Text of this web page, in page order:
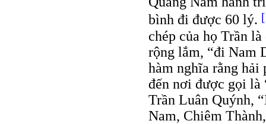
bình đi được 60 lý.
chép của họ Trần
rộng lắm, “đi Nam
hàm nghĩa rằng hải
đến nơi được gọi là
Trần Luân Quýnh,
Nam, Chiêm